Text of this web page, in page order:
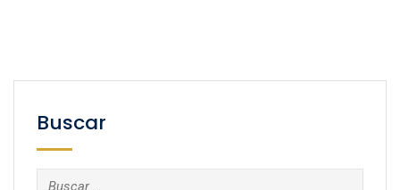
Buscar
Buscar: